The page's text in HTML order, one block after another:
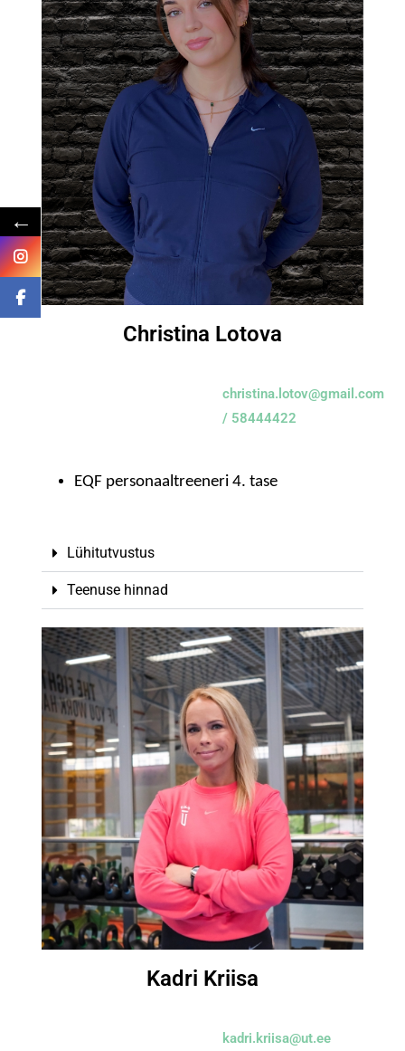
Christina Lotova
christina.lotov@gmail.com
/ 58444422
EQF personaaltreeneri 4. tase
Lühitutvustus
Teenuse hinnad
Kadri Kriisa
kadri.kriisa@ut.ee
←